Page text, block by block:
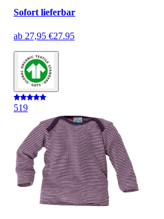
Sofort lieferbar
ab 27,95 €27.95
519